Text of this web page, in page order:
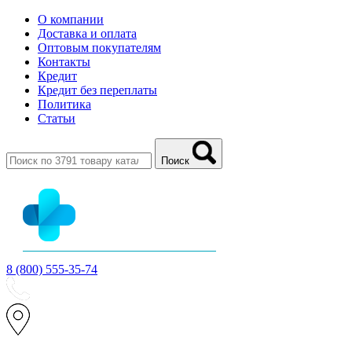
О компании
Доставка и оплата
Оптовым покупателям
Контакты
Кредит
Кредит без переплаты
Политика
Статьи
Поиск
8 (800) 555-35-74